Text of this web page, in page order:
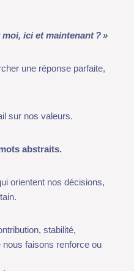
nos valeurs.
stabilité,
faisons renforce ou
peurs, nous cherchons à
des autres,